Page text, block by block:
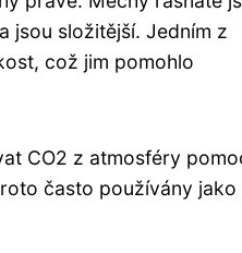
jsou složitější. Jedním z
což jim pomohlo
CO2 z atmosféry
často používány jako